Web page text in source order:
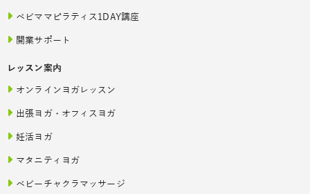
ベビママピラティス1DAY講座
開業サポート
レッスン案内
オンラインヨガレッスン
出張ヨガ・オフィスヨガ
妊活ヨガ
マタニティヨガ
ベビーチャクラマッサージ